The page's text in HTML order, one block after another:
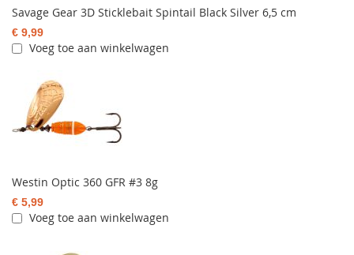
Savage Gear 3D Sticklebait Spintail Black Silver 6,5 cm
€ 9,99
Voeg toe aan winkelwagen
Westin Optic 360 GFR #3 8g
€ 5,99
Voeg toe aan winkelwagen